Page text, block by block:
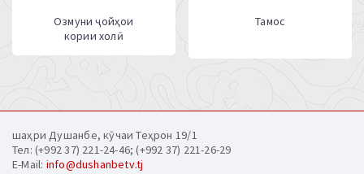
Озмуни ҷойҳои
кории холӣ
Тамос
шаҳри Душанбе, кӯчаи Теҳрон 19/1
Тел: (+992 37) 221-24-46; (+992 37) 221-26-29
E-Mail: info@dushanbetv.tj